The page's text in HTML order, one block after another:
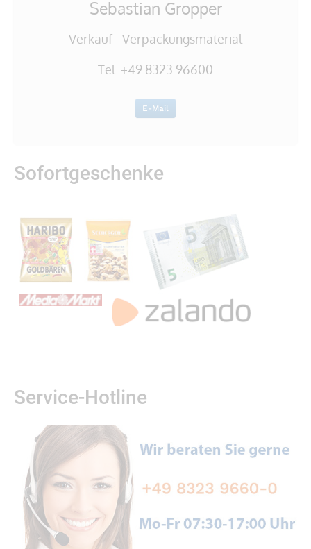
Sofortgeschenke
Service-Hotline
Sebastian Gropper
Verkauf - Verpackungsmaterial
Tel. +49 8323 96600
E-Mail